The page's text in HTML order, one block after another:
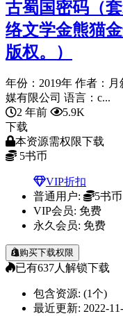
古蜀国密码（
络文学金熊猫
版权。）
年份：2019年 作者：
媒有限公司 语言：c...
2 年前
5.9K
下载
本资源需权限下载
5书币
VIP折扣
普通用户:
5书币
VIP会员: 免费
永久会员: 免费
购买下载权限
已有637人解锁下载
包含资源: (1个)
最近更新: 2022-